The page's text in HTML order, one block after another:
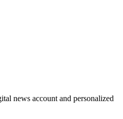
news account and personalized